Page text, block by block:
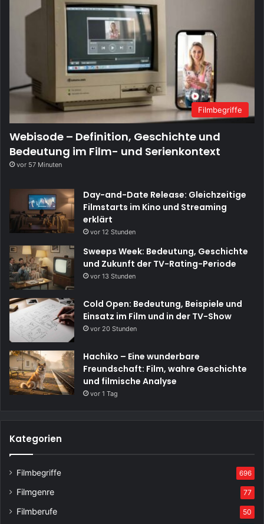
Filmbegriffe
Webisode – Definition, Geschichte und
Bedeutung im Film- und Serienkontext
vor 57 Minuten
Day-and-Date Release: Gleichzeitige
Filmstarts im Kino und Streaming
erklärt
vor 12 Stunden
Sweeps Week: Bedeutung, Geschichte
und Zukunft der TV-Rating-Periode
vor 13 Stunden
Cold Open: Bedeutung, Beispiele und
Einsatz im Film und in der TV-Show
vor 20 Stunden
Hachiko – Eine wunderbare
Freundschaft: Film, wahre Geschichte
und filmische Analyse
vor 1 Tag
Kategorien
Filmbegriffe 696
Filmgenre 77
Filmberufe 50